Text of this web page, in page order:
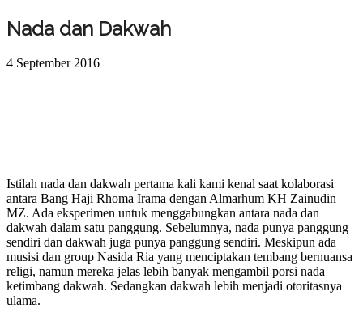
Nada dan Dakwah
4 September 2016
Istilah nada dan dakwah pertama kali kami kenal saat kolaborasi
antara Bang Haji Rhoma Irama dengan Almarhum KH Zainudin
MZ. Ada eksperimen untuk menggabungkan antara nada dan
dakwah dalam satu panggung. Sebelumnya, nada punya panggung
sendiri dan dakwah juga punya panggung sendiri. Meskipun ada
musisi dan group Nasida Ria yang menciptakan tembang bernuansa
religi, namun mereka jelas lebih banyak mengambil porsi nada
ketimbang dakwah. Sedangkan dakwah lebih menjadi otoritasnya
ulama.